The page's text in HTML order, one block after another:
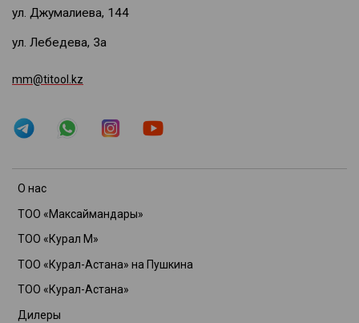
О нас
ТОО «Максаймандары»
ТОО «Курал М»
ТОО «Курал-Астана» на Пушкина
ТОО «Курал-Астана»
Дилеры
ул. Джумалиева, 144
ул. Лебедева, 3а
mm@titool.kz